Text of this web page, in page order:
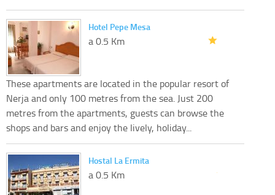
Hotel Pepe Mesa
a 0.5 Km
These apartments are located in the popular resort of
Nerja and only 100 metres from the sea. Just 200
metres from the apartments, guests can browse the
shops and bars and enjoy the lively, holiday...
Hostal La Ermita
a 0.5 Km